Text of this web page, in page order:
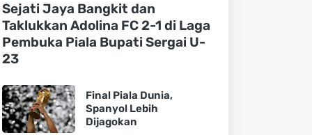
Sejati Jaya Bangkit dan
Taklukkan Adolina FC 2-1 di Laga
Pembuka Piala Bupati Sergai U-
23
Final Piala Dunia,
Spanyol Lebih
Dijagokan